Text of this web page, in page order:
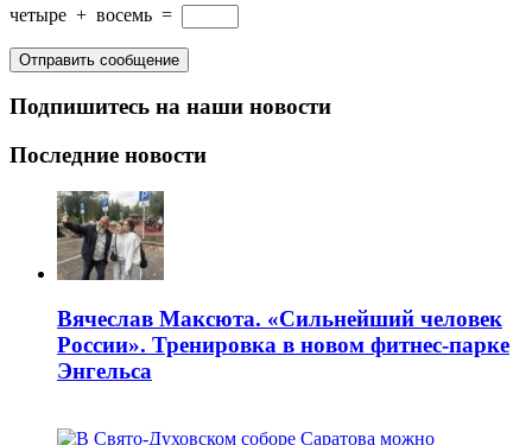
четыре + восемь =
Подпишитесь на наши новости
Последние новости
Вячеслав Максюта. «Сильнейший человек
России». Тренировка в новом фитнес-парке
Энгельса